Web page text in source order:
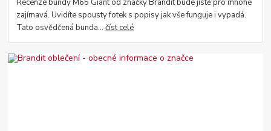
Recenze bundy M65 Giant od značky Brandit bude jistě pro mnohé
zajímavá. Uvidíte spousty fotek s popisy jak vše funguje i vypadá.
Tato osvědčená bunda...číst celé